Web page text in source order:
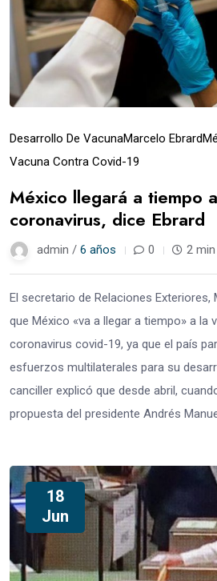
Desarrollo De VacunaMarcelo Ebrard
Vacuna Contra Covid-19
México llegará a tiempo
coronavirus, dice Ebrard
admin / 6 años 0 2
El secretario de Relaciones Exteriores,
que México «va a llegar a tiempo» a la
coronavirus covid-19, ya que el país
esfuerzos multilaterales para su
canciller explicó que desde abril,
propuesta del presidente Andrés
18
Jun